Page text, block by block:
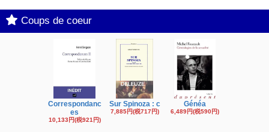
Coups de coeur
Correspondanc
es
10,133円(税921円)
Sur Spinoza : c
7,885円(税717円)
Généa
6,489円(税590円)